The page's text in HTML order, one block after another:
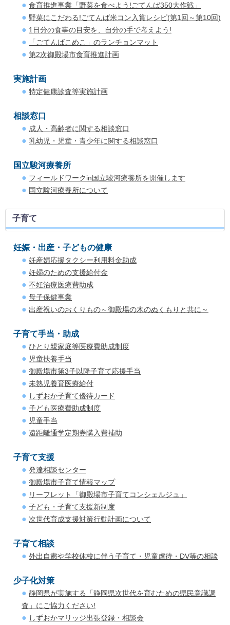
食育推進事業「野菜を食べよう!ごてんば350大作戦」
野菜にこだわる!ごてんば米コン入賞レシピ(第1回～第10回)
1日分の食事の目安を、自分の手で考えよう!
「ごてんばこめこ」のランチョンマット
第2次御殿場市食育推進計画
実施計画
特定健康診査等実施計画
相談窓口
成人・高齢者に関する相談窓口
乳幼児・児童・青少年に関する相談窓口
国立駿河療養所
フィールドワークin国立駿河療養所を開催します
国立駿河療養所について
子育て
妊娠・出産・子どもの健康
妊産婦応援タクシー利用料金助成
妊婦のための支援給付金
不妊治療医療費助成
母子保健事業
出産祝いのおくりもの～御殿場の木のぬくもりと共に～
子育て手当・助成
ひとり親家庭等医療費助成制度
児童扶養手当
御殿場市第3子以降子育て応援手当
未熟児養育医療給付
しずおか子育て優待カード
子ども医療費助成制度
児童手当
遠距離通学定期券購入費補助
子育て支援
発達相談センター
御殿場市子育て情報マップ
リーフレット「御殿場市子育てコンシェルジュ」
子ども・子育て支援新制度
次世代育成支援対策行動計画について
子育て相談
外出自粛や学校休校に伴う子育て・児童虐待・DV等の相談
少子化対策
静岡県が実施する「静岡県次世代を育むための県民意識調
査」にご協力ください!
しずおかマリッジ出張登録・相談会